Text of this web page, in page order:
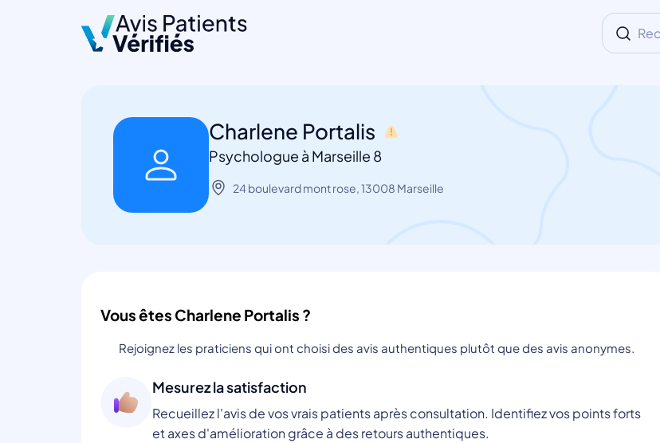
Charlene Portalis
Psychologue à Marseille 8
24 boulevard mont rose, 13008 Marseille
Vous êtes Charlene Portalis ?
Rejoignez les praticiens qui ont choisi des avis authentiques plutôt que des avis anonymes.
Mesurez la satisfaction
Recueillez l'avis de vos vrais patients après consultation. Identifiez vos points forts
et axes d'amélioration grâce à des retours authentiques.